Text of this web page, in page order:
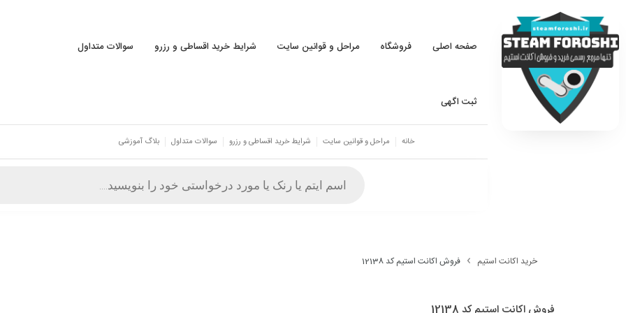
صفحه اصلی فروشگاه مراحل و قوانین سایت شرایط خرید اقساطی و رزرو سوالات متداول
ثبت اگهی
خانه مراحل و قوانین سایت شرایط خرید اقساطی و رزرو سوالات متداول بلاگ آموزشی
خرید اکانت استیم فروش اکانت استیم کد 12138